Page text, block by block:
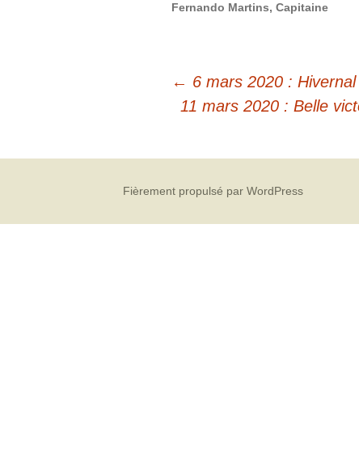
Fernando Martins, Capitaine
← 6 mars 2020 :
11 mars 2020 : Belle
Fièrement propulsé par WordPress